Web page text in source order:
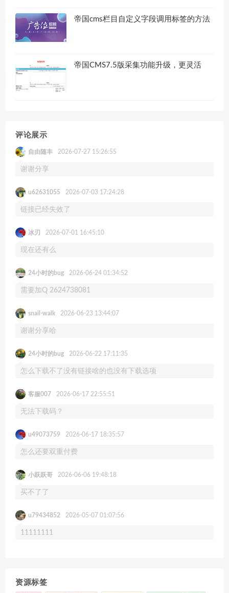
帝国cms栏目自定义字段调用标签的方法
帝国CMS7.5版采集功能升级，更灵活
评论展示
自由随丰 2026-07-27 15:26:55
谢谢分享
u62631055 2026-07-03 17:24:28
链接已经失效了
冰刃 2026-07-01 16:45:10
现在还有么
24小时的bug 2026-06-24 01:34:52
需要加Q 2624738081
snail-walk 2026-06-23 13:44:07
谢谢分享哈
24小时的bug 2026-06-22 17:11:35
怎么下载不了没有链接啥的也没有下载选项
客服007 2026-06-17 22:55:51
无法下载码？
u49073759 2026-06-17 18:35:57
怎么还要双重付费
小跃跃哥 2026-06-06 19:48:18
买不了了
u79434852 2026-05-07 01:07:56
11111111
资源标签